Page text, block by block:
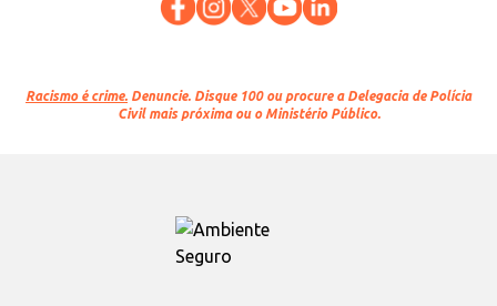
Racismo é crime. Denuncie. Disque 100 ou procure a Delegacia de Polícia
Civil mais próxima ou o Ministério Público.